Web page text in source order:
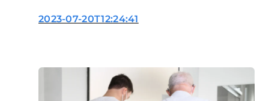
demenza
2023-07-20T12:24:41